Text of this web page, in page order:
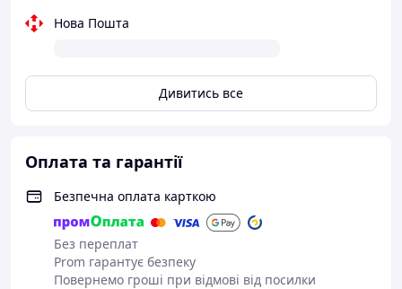
Нова Пошта
Дивитись все
Оплата та гарантії
Безпечна оплата карткою
Без переплат
Prom гарантує безпеку
Повернемо гроші при відмові від посилки